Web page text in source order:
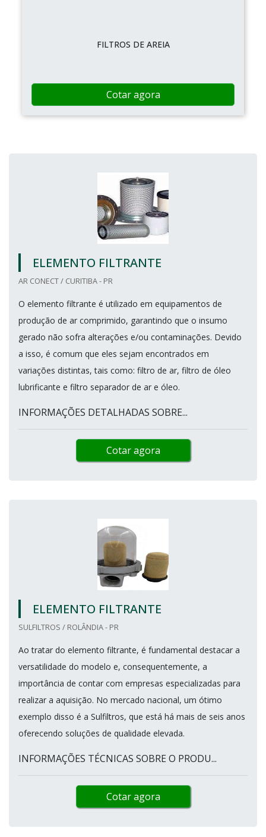
FILTROS DE AREIA
Cotar agora
ELEMENTO FILTRANTE
AR CONECT / CURITIBA - PR
O elemento filtrante é utilizado em equipamentos de
produção de ar comprimido, garantindo que o insumo
gerado não sofra alterações e/ou contaminações. Devido
a isso, é comum que eles sejam encontrados em
variações distintas, tais como: filtro de ar, filtro de óleo
lubrificante e filtro separador de ar e óleo.
INFORMAÇÕES DETALHADAS SOBRE...
Cotar agora
ELEMENTO FILTRANTE
SULFILTROS / ROLÂNDIA - PR
Ao tratar do elemento filtrante, é fundamental destacar a
versatilidade do modelo e, consequentemente, a
importância de contar com empresas especializadas para
realizar a aquisição. No mercado nacional, um ótimo
exemplo disso é a Sulfiltros, que está há mais de seis anos
oferecendo soluções de qualidade elevada.
INFORMAÇÕES TÉCNICAS SOBRE O PRODU...
Cotar agora